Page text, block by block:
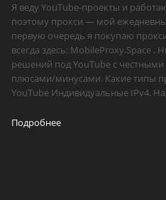
Я веду YouTube-проекты и
поэтому прокси — мой
первую очередь я покупаю
всегда здесь: MobileProxy.Space .
решений под YouTube с
плюсами/минусами. Какие типы
YouTube Индивидуальные IPv4.
Подробнее